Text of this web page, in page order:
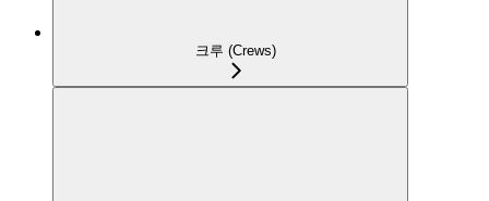
크루 (Crews)